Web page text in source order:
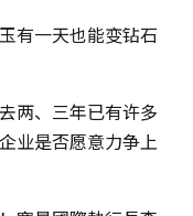
有一天也能变钻石
两、三年已有许多
业是否愿意力争上